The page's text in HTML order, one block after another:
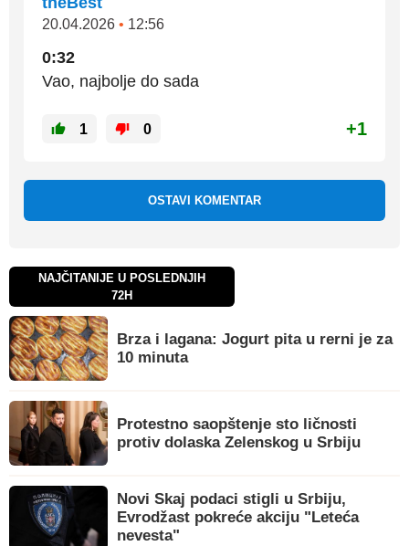
20.04.2026 • 12:56
0:32
Vao, najbolje do sada
1 0 +1
OSTAVI KOMENTAR
NAJČITANIJE U POSLEDNJIH
72H
Brza i lagana: Jogurt pita u rerni je za
10 minuta
Protestno saopštenje sto ličnosti
protiv dolaska Zelenskog u Srbiju
Novi Skaj podaci stigli u Srbiju,
Evrodžast pokreće akciju "Leteća
nevesta"